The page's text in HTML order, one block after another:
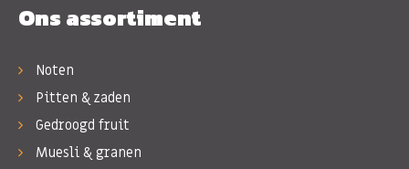
Ons assortiment
Noten
Pitten & zaden
Gedroogd fruit
Muesli & granen